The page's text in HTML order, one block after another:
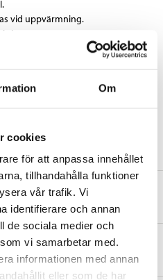
Om
cookies
för att anpassa innehållet
tillhandahålla funktioner
vår trafik. Vi
identifierare och annan
de sociala medier och
vi samarbetar med.
informationen med annan
eller som de har
vid uppvärmning.
vattenlevande organismer.
övriga dokument